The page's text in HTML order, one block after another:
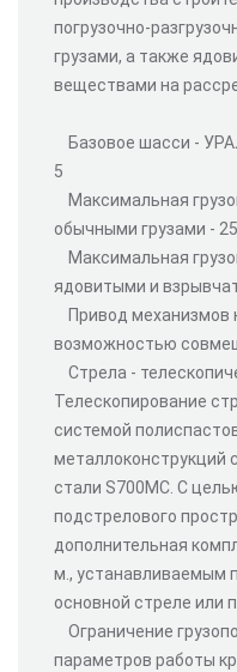
погрузочно-
грузами, а также
веществами на
Базовое шасси -
5
Максимальная
обычными грузами -
Максимальная
ядовитыми и
Привод механизмов
возможностью
Стрела -
Телескопирование
системой
металлоконструкций
стали S700MC. С
подстрелового
дополнительная
м., устанавливаемым
основной стреле или
Ограничение
параметров работы